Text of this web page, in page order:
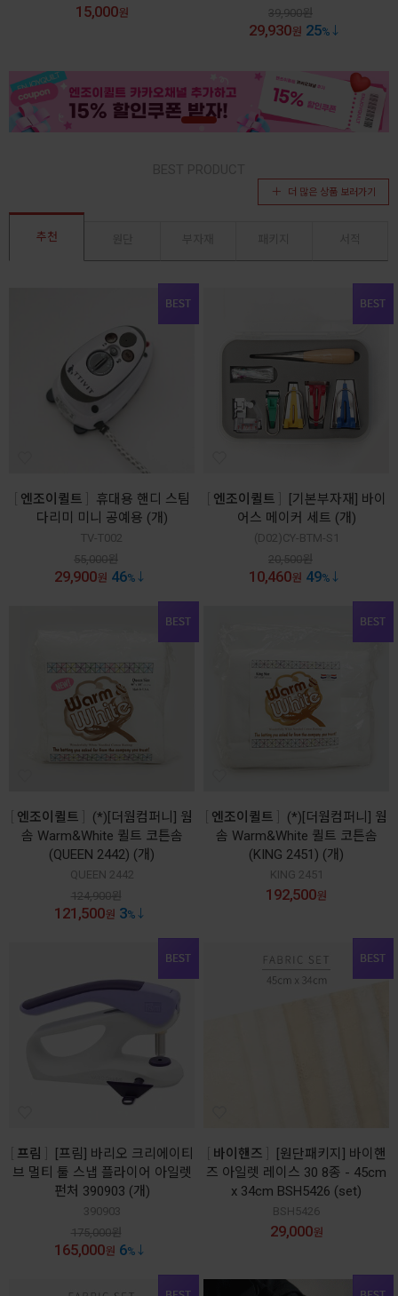
15,000원
39,900원
29,930원 25%
더 많은 상품 보러가기
추천
엔조이퀼트
휴대용 핸디 스팀
다리미 미니 공예용 (개)
TV-T002
55,000원
29,900원 46%
엔조이퀼트
[기본부자재] 바이
어스 메이커 세트 (개)
(D02)CY-BTM-S1
20,500원
10,460원 49%
엔조이퀼트
(*)[더웜컴퍼니] 웜
솜 Warm&White 퀼트 코튼솜
(QUEEN 2442) (개)
QUEEN 2442
124,900원
121,500원 3%
엔조이퀼트
(*)[더웜컴퍼니] 웜
솜 Warm&White 퀼트 코튼솜
(KING 2451) (개)
KING 2451
192,500원
프림
[프림] 바리오 크리에이티
브 멀티 툴 스냅 플라이어 아일렛
펀처 390903 (개)
390903
175,000원
165,000원 6%
바이핸즈
[원단패키지] 바이핸
즈 아일렛 레이스 30 8종 - 45cm
x 34cm BSH5426 (set)
BSH5426
29,000원